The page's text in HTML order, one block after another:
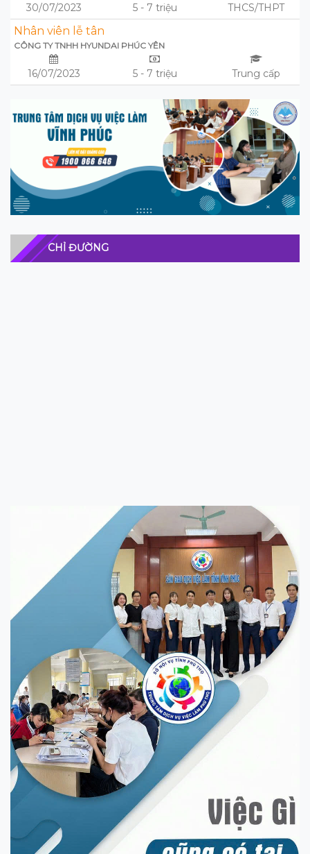
30/07/2023 5 - 7 triệu THCS/THPT
Nhân viên lễ tân
CÔNG TY TNHH HYUNDAI PHÚC YÊN
16/07/2023 5 - 7 triệu Trung cấp
CHỈ ĐƯỜNG